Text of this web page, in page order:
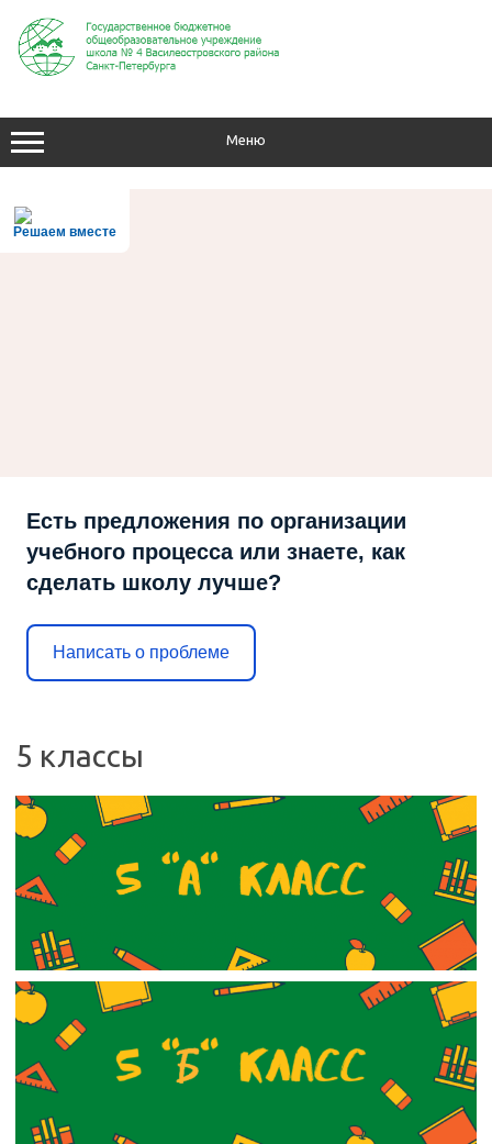
содержимому
Меню
Решаем вместе
Есть предложения по организации
учебного процесса или знаете, как
сделать школу лучше?
Написать о проблеме
5 классы